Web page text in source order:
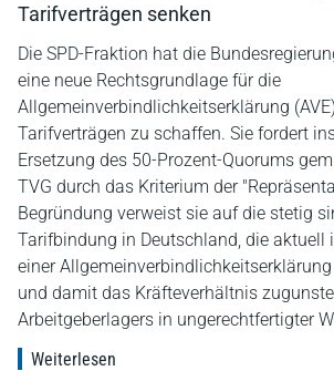
Tarifverträgen senken
Die SPD-Fraktion hat die
eine neue Rechtsgrundlage für die
Allgemeinverbindlichkeitserklärung
Tarifverträgen zu schaffen. Sie fordert
Ersetzung des 50-Prozent-Quorums
TVG durch das Kriterium der
Begründung verweist sie auf die stetig
Tarifbindung in Deutschland, die aktuell
einer
und damit das Kräfteverhältnis
Arbeitgeberlagers in ungerechtfertigter
Weiterlesen